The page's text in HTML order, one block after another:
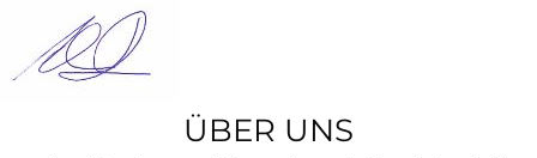
ÜBER UNS